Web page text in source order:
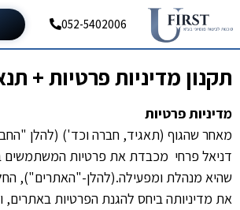
052-5402006
תקנון מדיניות פרטיות +
מדיניות פרטיות
מאחר שהגוף (תאגיד, חברה וכד') (להלן
דניאל פרחי מכבדת את פרטיות המשתמשים
שהיא מנהלת ומפעילה.(להלן-"האתרים"),
את מדיניותה ביחס להגנת הפרטיות באתרים,